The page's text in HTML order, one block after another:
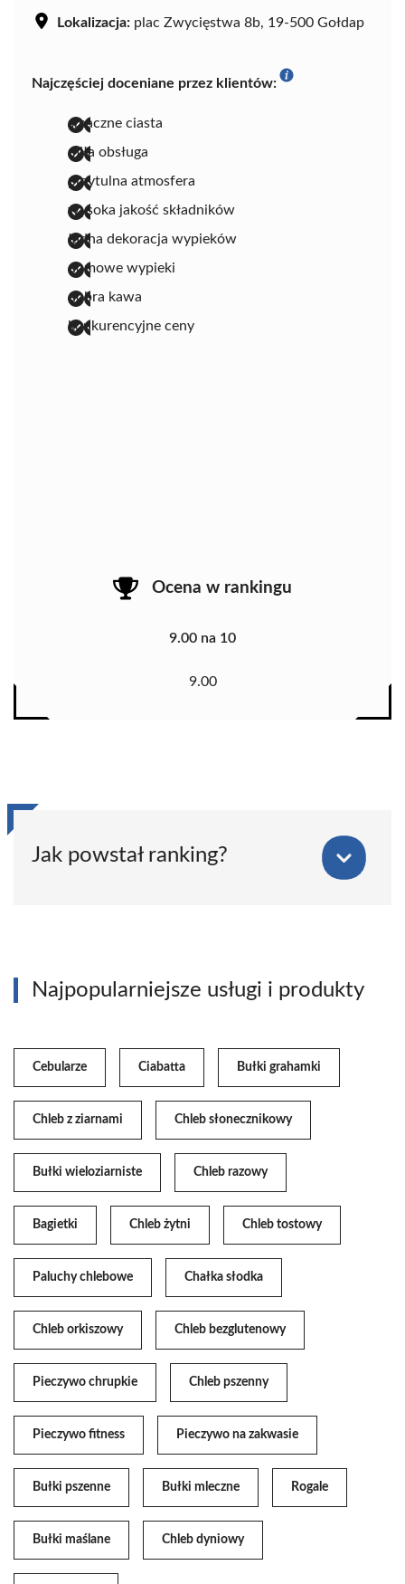
Lokalizacja: plac Zwycięstwa 8b, 19-500 Gołdap
Najczęściej doceniane przez klientów:
smaczne ciasta
miła obsługa
przytulna atmosfera
wysoka jakość składników
ładna dekoracja wypieków
domowe wypieki
dobra kawa
konkurencyjne ceny
Ocena w rankingu
9.00 na 10
9.00
Jak powstał ranking?
Najpopularniejsze usługi i produkty
Cebularze Ciabatta Bułki grahamki
Chleb z ziarnami Chleb słonecznikowy
Bułki wieloziarniste Chleb razowy
Bagietki Chleb żytni Chleb tostowy
Paluchy chlebowe Chałka słodka
Chleb orkiszowy Chleb bezglutenowy
Pieczywo chrupkie Chleb pszenny
Pieczywo fitness Pieczywo na zakwasie
Bułki pszenne Bułki mleczne Rogale
Bułki maślane Chleb dyniowy